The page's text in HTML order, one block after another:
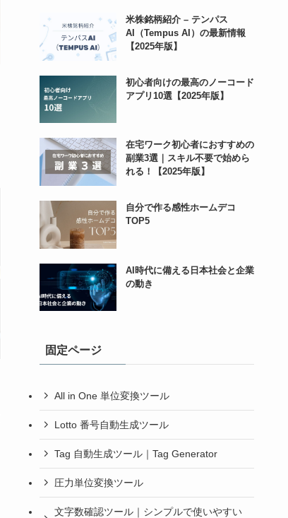
米株銘柄紹介 – テンパス
AI（Tempus AI）の最新情報
【2025年版】
初心者向けの最高のノーコード
アプリ10選【2025年版】
在宅ワーク初心者におすすめの
副業3選｜スキル不要で始めら
れる！【2025年版】
自分で作る感性ホームデコ
TOP5
AI時代に備える日本社会と企業
の動き
固定ページ
All in One 単位変換ツール
Lotto 番号自動生成ツール
Tag 自動生成ツール｜Tag Generator
圧力単位変換ツール
文字数確認ツール｜シンプルで使いやすい